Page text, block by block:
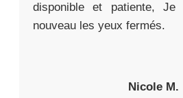
disponible et patiente,
nouveau les yeux fermés.
Nicole M.